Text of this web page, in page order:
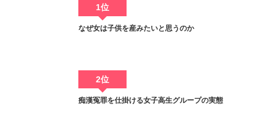
1位
なぜ女は子供を産みたいと思うのか
2位
痴漢冤罪を仕掛ける女子高生グループの実態